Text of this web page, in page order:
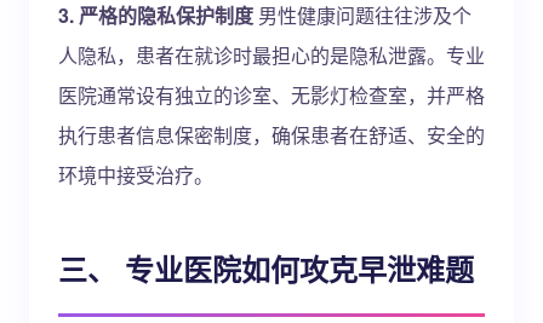
3. 严格的隐私保护制度 男性健康问题往往涉及个
人隐私，患者在就诊时最担心的是隐私泄露。专业
医院通常设有独立的诊室、无影灯检查室，并严格
执行患者信息保密制度，确保患者在舒适、安全的
环境中接受治疗。
三、 专业医院如何攻克早泄难题